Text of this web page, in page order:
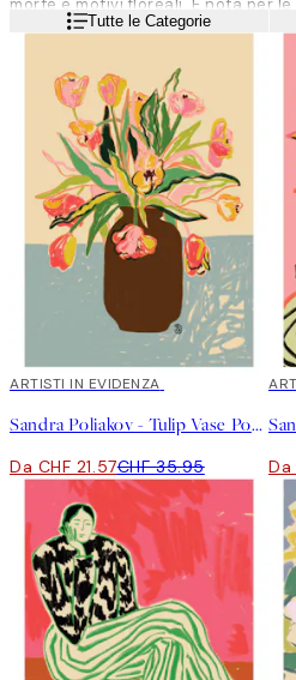
morte e motivi floreali. È nota per
colorate e le sue linee fluide.
"Descriverei il mio lavoro come
Sandra crea il suo lavoro digitale
acrilici per i suoi dipinti. Descrive il
abbastanza spontaneo; anche se
precisa, inizia sempre a
“Ultimamente, la mia ispirazione
che da qualcosa che ho visto. È
mi diverto a scoprire le mie
Leggi di piùTutte le Categorie
40%*
ARTISTI IN EVIDENZA
Sandra Poliakov - Tulip Vase Poster
Da CHF 21.57CHF 35.95 Da